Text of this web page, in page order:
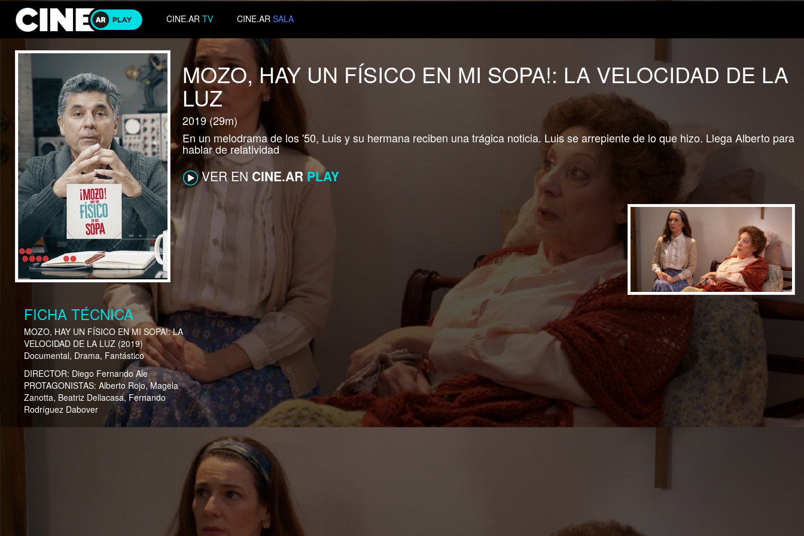
CINE.ARTV CINE.ARSALA
MOZO, HAY UN FÍSICO EN MI SOPA!: LA VELOCIDAD DE LA
LUZ
2019 (29m)
En un melodrama de los '50, Luis y su hermana reciben una trágica noticia. Luis se arrepiente de lo que hizo. Llega Alberto para
hablar de relatividad
VER EN CINE.AR PLAY
FICHA TÉCNICA
MOZO, HAY UN FÍSICO EN MI SOPA!: LA
VELOCIDAD DE LA LUZ (2019)
Documental, Drama, Fantástico
DIRECTOR: Diego Fernando Ale
PROTAGONISTAS: Alberto Rojo, Magela
Zanotta, Beatriz Dellacasa, Fernando
Rodríguez Dabover